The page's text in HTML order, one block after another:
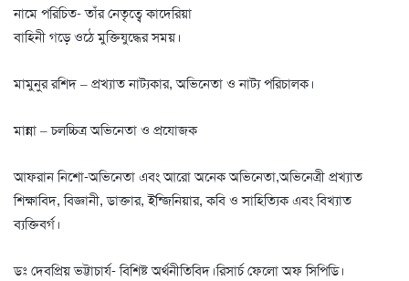
নামে পরিচিত- তাঁর নেতৃত্বে কাদেরিয়া
বাহিনী গড়ে ওঠে মুক্তিযুদ্ধের সময়।
মামুনুর রশিদ – প্রখ্যাত নাট্যকার, অভিনেতা ও নাট্য পরিচালক।
মান্না – চলচ্চিত্র অভিনেতা ও প্রযোজক
আফরান নিশো-অভিনেতা এবং আরো অনেক অভিনেতা,অভিনেত্রী প্রখ্যাত
শিক্ষাবিদ, বিজ্ঞানী, ডাক্তার, ইন্জিনিয়ার, কবি ও সাহিত্যিক এবং বিখ্যাত
ব্যক্তিবর্গ।
ডঃ দেবপ্রিয় ভট্টাচার্য- বিশিষ্ট অর্থনীতিবিদ।রিসার্চ ফেলো অফ সিপিডি।